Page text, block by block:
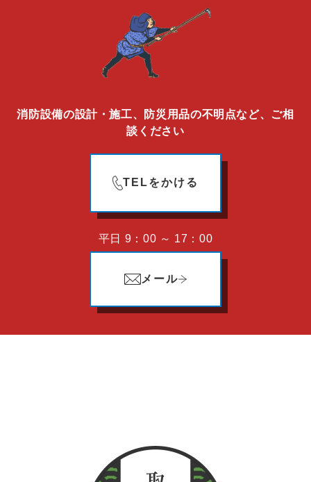
消防設備の設計・施工、防災用品の不明点など、ご相
談ください
TELをかける
平日 9：00 ～ 17：00
メール